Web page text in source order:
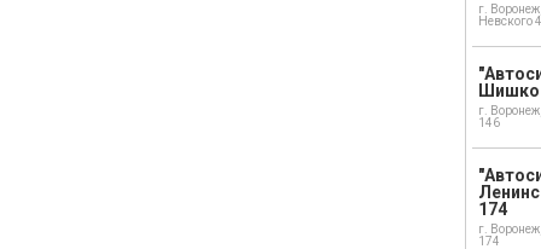
г.
Невского
г.
146
174
г.
174